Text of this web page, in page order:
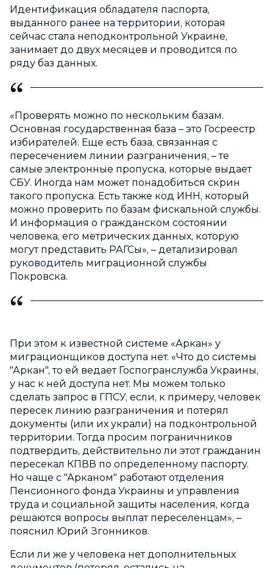
Идентификация обладателя паспорта,
выданного ранее на территории, которая
сейчас стала неподконтрольной Украине,
занимает до двух месяцев и проводится по
ряду баз данных.
«Проверять можно по нескольким базам.
Основная государственная база – это Госреестр
избирателей. Еще есть база, связанная с
пересечением линии разграничения, – те
самые электронные пропуска, которые выдает
СБУ. Иногда нам может понадобиться скрин
такого пропуска. Есть также код ИНН, который
можно проверить по базам фискальной службы.
И информация о гражданском состоянии
человека, его метрических данных, которую
могут представить РАГСы», – детализировал
руководитель миграционной службы
Покровска.
При этом к известной системе «Аркан» у
миграционщиков доступа нет. «Что до системы
"Аркан", то ей ведает Госпогранслужба Украины,
у нас к ней доступа нет. Мы можем только
сделать запрос в ГПСУ, если, к примеру, человек
пересек линию разграничения и потерял
документы (или их украли) на подконтрольной
территории. Тогда просим пограничников
подтвердить, действительно ли этот гражданин
пересекал КПВВ по определенному паспорту.
Но чаще с "Арканом" работают отделения
Пенсионного фонда Украины и управления
труда и социальной защиты населения, когда
решаются вопросы выплат переселенцам», –
пояснил Юрий Згонников.
Если ли же у человека нет дополнительных